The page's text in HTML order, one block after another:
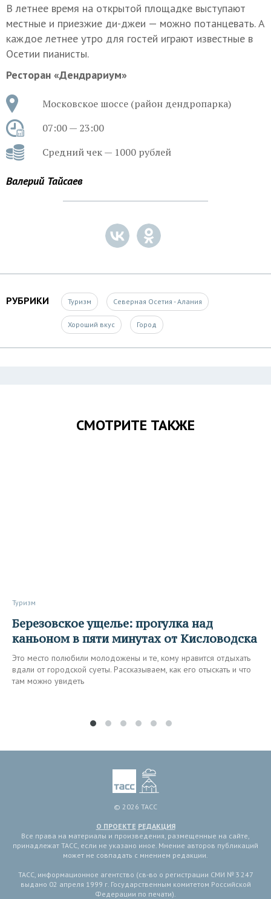
В летнее время на открытой площадке выступают
местные и приезжие ди-джеи — можно потанцевать. А
каждое летнее утро для гостей играют известные в
Осетии пианисты.
Ресторан «Дендрариум»
Московское шоссе (район дендропарка)
07:00 — 23:00
Средний чек — 1000 рублей
Валерий Тайсаев
РУБРИКИ Туризм Северная Осетия - Алания
Хороший вкус Город
СМОТРИТЕ ТАКЖЕ
Туризм
Березовское ущелье: прогулка над
каньоном в пяти минутах от Кисловодска
Это место полюбили молодожены и те, кому нравится отдыхать
вдали от городской суеты. Рассказываем, как его отыскать и что
там можно увидеть
© 2026 ТАСС
О ПРОЕКТЕ РЕДАКЦИЯ
Все права на материалы и произведения, размещенные на сайте,
принадлежат ТАСС, если не указано иное. Мнение авторов публикаций
может не совпадать с мнением редакции.
ТАСС, информационное агентство (св-во о регистрации СМИ № 3 247
выдано 02 апреля 1999 г. Государственным комитетом Российской
Федерации по печати).